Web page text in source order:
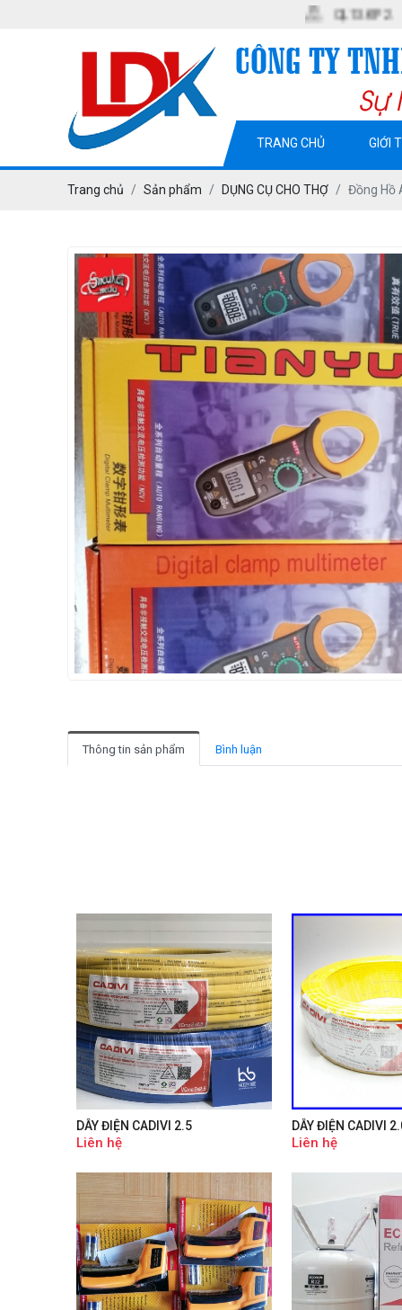
QL13. KP2. P. MỸ
TRANG CHỦ GIỚI
Trang chủ Sản phẩm DỤNG CỤ CHO THỢ Đồng Hồ
Thông tin sản phẩm Bình luận
DÂY ĐIỆN CADIVI 2.5
Liên hệ
DÂY ĐIỆN CADIVI
Liên hệ